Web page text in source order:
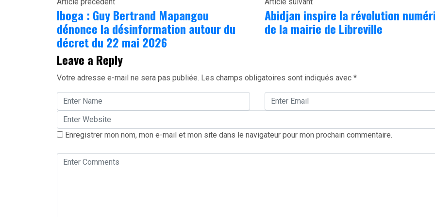
Partager
Iboga : Guy Bertrand Mapangou
dénonce la désinformation autour du
décret du 22 mai 2026
Abidjan inspire la révolution
de la mairie de Libreville
Leave a Reply
Votre adresse e-mail ne sera pas publiée. Les champs obligatoires sont indiqués avec *
Enregistrer mon nom, mon e-mail et mon site dans le navigateur pour mon prochain commentaire.